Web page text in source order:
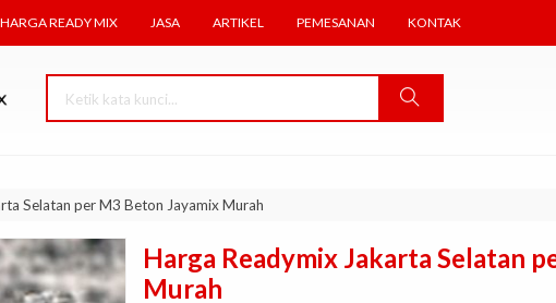
HARGA READY MIX JASA ARTIKEL PEMESANAN KONTAK
Selatan per M3 Beton Jayamix Murah
Harga Readymix Jakarta Selatan
Murah